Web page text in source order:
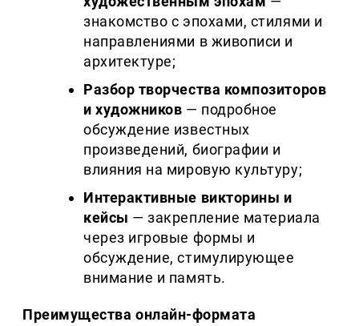
знакомство с эпохами, стилями и
направлениями в живописи и
архитектуре;
Разбор творчества композиторов
и художников — подробное
обсуждение известных
произведений, биографии и
влияния на мировую культуру;
Интерактивные викторины и
кейсы — закрепление материала
через игровые формы и
обсуждение, стимулирующее
внимание и память.
Преимущества онлайн-формата